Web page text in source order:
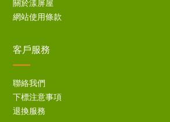
關於漾屏屋
網站使用條款
客戶服務
聯絡我們
下標注意事項
退換服務